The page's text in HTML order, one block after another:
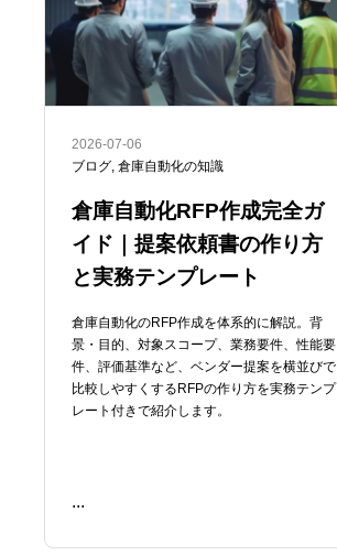
2026-07-06
ブログ, 倉庫自動化の知識
倉庫自動化RFP作成完全ガ
イド｜提案依頼書の作り方
と実務テンプレート
倉庫自動化のRFP作成を体系的に解説。背
景・目的、対象スコープ、業務要件、性能要
件、評価基準など、ベンダー提案を横並びで
比較しやすくするRFPの作り方を実務テンプ
レート付きで紹介します。
...
READ ME